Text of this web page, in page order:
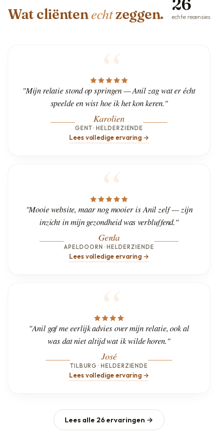
Wat cliëntenechtzeggen.
26
echte recensies
"Mijn relatie stond op springen — Anil zag wat er écht
speelde en wist hoe ik het kon keren."
Karolien
GENT · HELDERZIENDE
Lees volledige ervaring →
"Mooie website, maar nog mooier is Anil zelf — zijn
inzicht in mijn gezondheid was verbluffend."
Gerda
APELDOORN · HELDERZIENDE
Lees volledige ervaring →
"Anil gaf me eerlijk advies over mijn relatie, ook al
was dat niet altijd wat ik wilde horen."
José
TILBURG · HELDERZIENDE
Lees volledige ervaring →
Lees alle 26 ervaringen →